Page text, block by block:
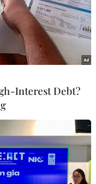
ngày
#VietnamPlus
#Vietnam
Interest Debt?